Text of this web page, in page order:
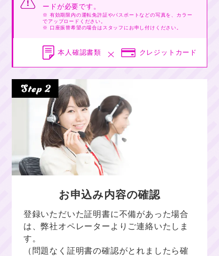
ードが必要です。
※ 有効期限内の運転免許証やパスポートなどの写真を、カラー
でアップロードください。
※ 口座振替希望の場合はスタッフにお申し付けください。
本人確認書類 クレジットカード
お申込み内容の確認
登録いただいた証明書に不備があった場合
は、弊社オペレーターよりご連絡いたしま
す。
（問題なく証明書の確認がとれましたら確